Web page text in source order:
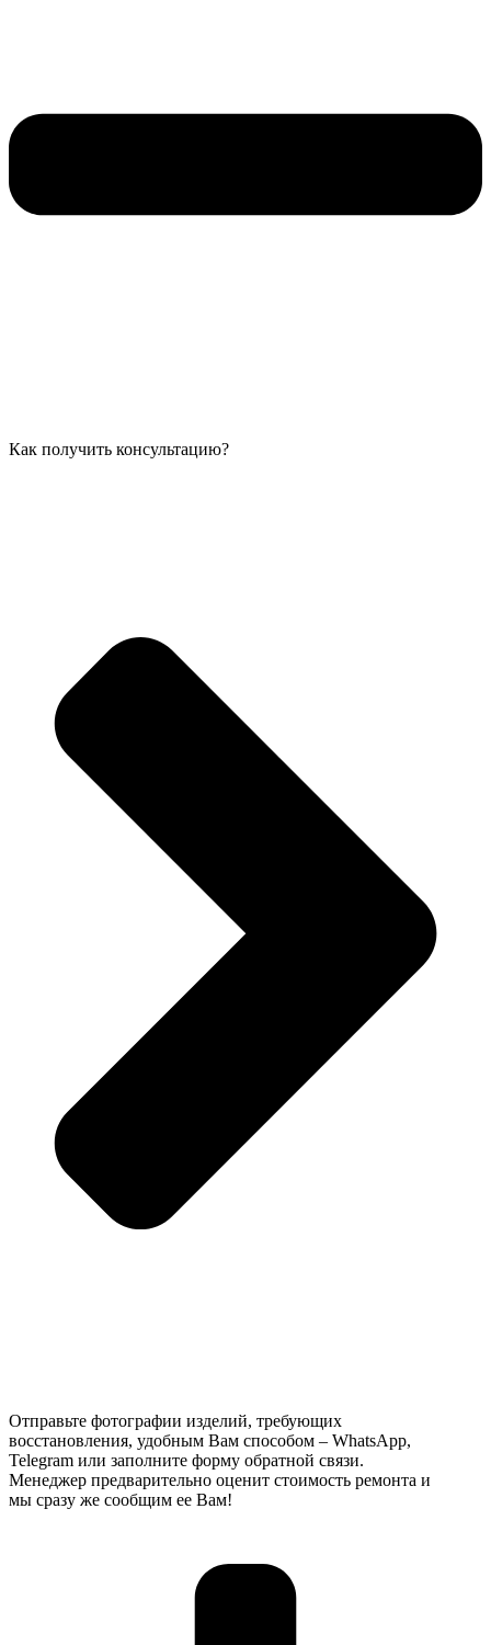
Как получить консультацию?
Отправьте фотографии изделий, требующих
восстановления, удобным Вам способом – WhatsApp,
Telegram или заполните форму обратной связи.
Менеджер предварительно оценит стоимость ремонта и
мы сразу же сообщим ее Вам!